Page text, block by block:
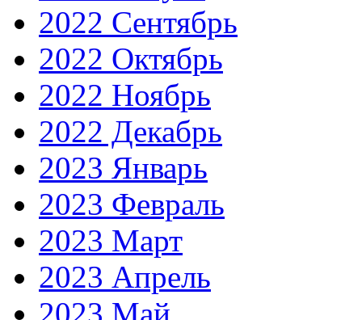
2022 Сентябрь
2022 Октябрь
2022 Ноябрь
2022 Декабрь
2023 Январь
2023 Февраль
2023 Март
2023 Апрель
2023 Май